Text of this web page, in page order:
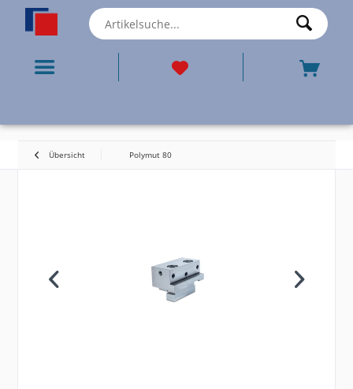
Übersicht Polymut 80